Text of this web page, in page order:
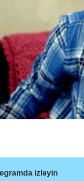
izləyin